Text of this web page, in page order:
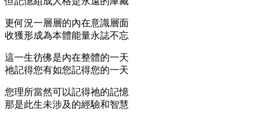
更何況一層層的內在意識層面
收獲形成為本體能量永誌不忘
這一生彷佛是內在整體的一天
祂記得您有如您記得您的一天
您理所當然可以記得祂的記憶
那是此生未涉及的經驗和智慧